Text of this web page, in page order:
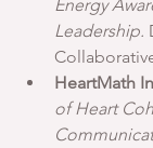
Energy
Leadership.
HeartMath
of Heart